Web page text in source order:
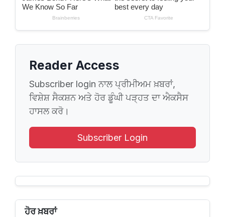
Reader Access
Subscriber login ਨਾਲ ਪ੍ਰੀਮੀਅਮ ਖ਼ਬਰਾਂ,
ਵਿਸ਼ੇਸ਼ ਸੈਕਸ਼ਨ ਅਤੇ ਹੋਰ ਡੂੰਘੀ ਪੜ੍ਹਤ ਦਾ ਐਕਸੈਸ
ਹਾਸਲ ਕਰੋ।
Subscriber Login
ਹੋਰ ਖ਼ਬਰਾਂ